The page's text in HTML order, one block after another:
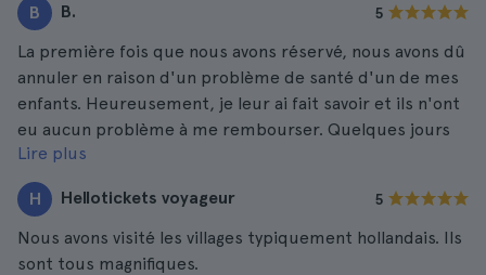
B B. 5
La première fois que nous avons réservé, nous avons dû
annuler en raison d'un problème de santé d'un de mes
enfants. Heureusement, je leur ai fait savoir et ils n'ont
eu aucun problème à me rembourser. Quelques jours
plus tard, j'ai réservé à nouveau et ce fut l'une des plus
belles journées complètes que nous ayons jamais faites.
Des paysages magnifiques et le service de notre guide
5/5.
Lire plus
H Hellotickets voyageur 5
Nous avons visité les villages typiquement hollandais. Ils
sont tous magnifiques.